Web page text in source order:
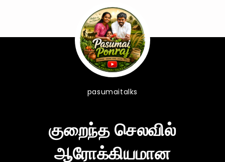
pasumaitalks
குறைந்த செலவில்
ஆரோக்கியமான